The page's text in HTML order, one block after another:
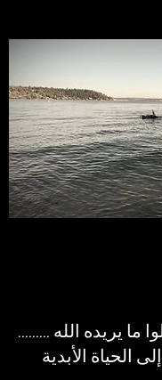
......... ولكن الذين فعلوا ما يريده الله